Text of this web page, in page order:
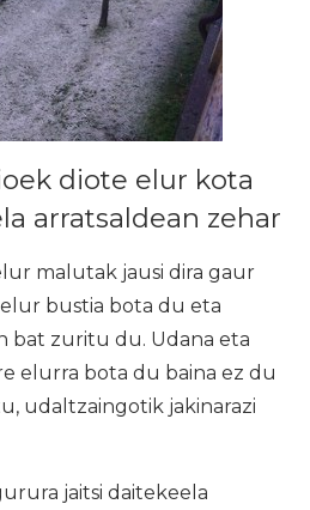
diote elur kota
arratsaldean zehar
malutak jausi dira gaur
bustia bota du eta
bat zuritu du. Udana eta
elurra bota du baina ez du
udaltzaingotik jakinarazi
jaitsi daitekeela